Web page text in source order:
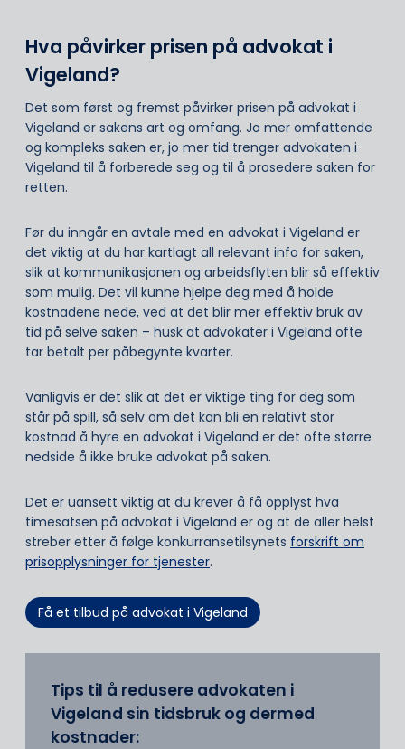
Hva påvirker prisen på advokat i
Vigeland?
Det som først og fremst påvirker prisen på advokat i
Vigeland er sakens art og omfang. Jo mer omfattende
og kompleks saken er, jo mer tid trenger advokaten i
Vigeland til å forberede seg og til å prosedere saken for
retten.
Før du inngår en avtale med en advokat i Vigeland er
det viktig at du har kartlagt all relevant info for saken,
slik at kommunikasjonen og arbeidsflyten blir så effektiv
som mulig. Det vil kunne hjelpe deg med å holde
kostnadene nede, ved at det blir mer effektiv bruk av
tid på selve saken – husk at advokater i Vigeland ofte
tar betalt per påbegynte kvarter.
Vanligvis er det slik at det er viktige ting for deg som
står på spill, så selv om det kan bli en relativt stor
kostnad å hyre en advokat i Vigeland er det ofte større
nedside å ikke bruke advokat på saken.
Det er uansett viktig at du krever å få opplyst hva
timesatsen på advokat i Vigeland er og at de aller helst
streber etter å følge konkurransetilsynets forskrift om
prisopplysninger for tjenester.
Få et tilbud på advokat i Vigeland
Tips til å redusere advokaten i
Vigeland sin tidsbruk og dermed
kostnader: